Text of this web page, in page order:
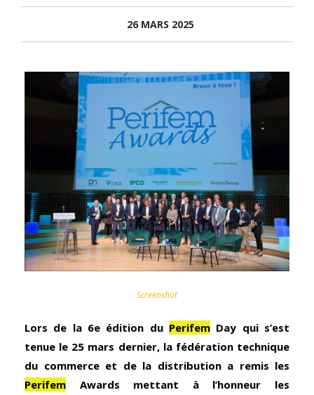
26 MARS 2025
Screenshot
Lors de la 6e édition du Perifem Day qui s’est
tenue le 25 mars dernier, la fédération technique
du commerce et de la distribution a remis les
Perifem Awards mettant à l’honneur les